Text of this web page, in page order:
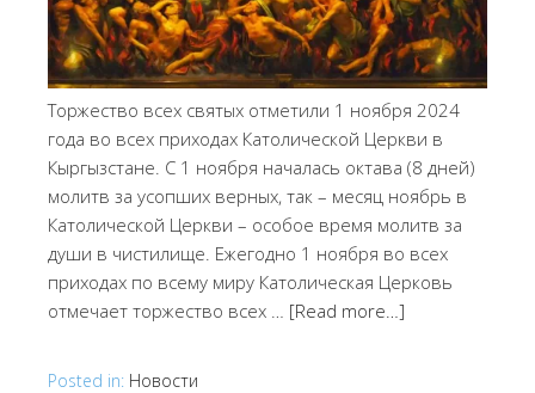
Торжество всех святых отметили 1 ноября 2024
года во всех приходах Католической Церкви в
Кыргызстане. С 1 ноября началась октава (8 дней)
молитв за усопших верных, так – месяц ноябрь в
Католической Церкви – особое время молитв за
души в чистилище. Ежегодно 1 ноября во всех
приходах по всему миру Католическая Церковь
отмечает торжество всех … [Read more…]
Posted in: Новости